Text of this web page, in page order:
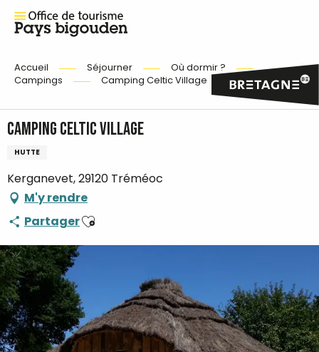
Accueil Séjourner
Où dormir ?
Campings
Camping Celtic Village
Camping Celtic Village
HUTTE
Kerganevet, 29120 Tréméoc
M'y rendre
PartagerAjouter aux favoris